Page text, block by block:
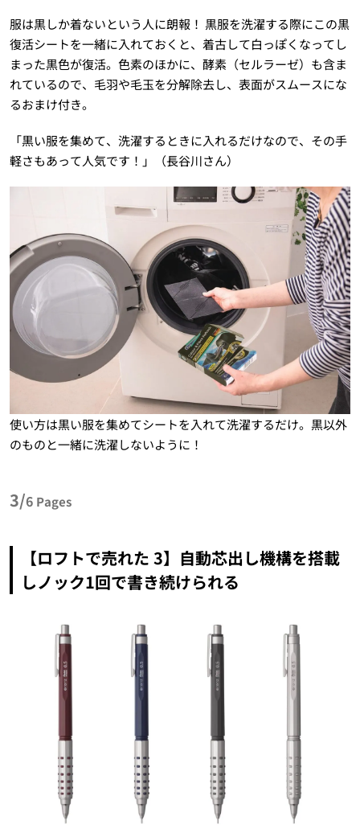
服は黒しか着ないという人に朗報！ 黒服を洗濯する際にこの黒
復活シートを一緒に入れておくと、着古して白っぽくなってし
まった黒色が復活。色素のほかに、酵素（セルラーゼ）も含ま
れているので、毛羽や毛玉を分解除去し、表面がスムースにな
るおまけ付き。
「黒い服を集めて、洗濯するときに入れるだけなので、その手
軽さもあって人気です！」（長谷川さん）
使い方は黒い服を集めてシートを入れて洗濯するだけ。黒以外
のものと一緒に洗濯しないように！
3/6 Pages
【ロフトで売れた 3】自動芯出し機構を搭載
しノック1回で書き続けられる